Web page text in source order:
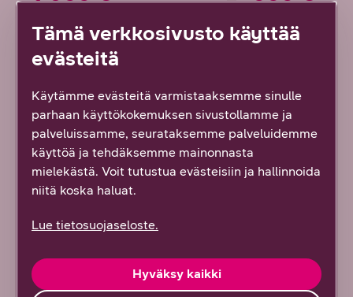
1 099 €
tai alk. 30,53 € / kk
899 €
tai alk. 24,97 € /
Tämä verkkosivusto käyttää
evästeitä
Käytämme evästeitä varmistaaksemme sinulle
parhaan käyttökokemuksen sivustollamme ja
palveluissamme, seurataksemme palveluidemme
käyttöä ja tehdäksemme mainonnasta
mielekästä. Voit tutustua evästeisiin ja hallinnoida
niitä koska haluat.
Lue tietosuojaseloste.
Hyväksy kaikki